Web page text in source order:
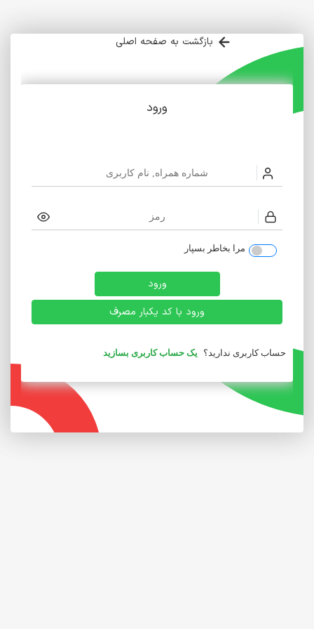
بازگشت به صفحه اصلی
ورود
مرا بخاطر بسپار
ورود
ورود با کد یکبار مصرف
حساب کاربری ندارید؟ یک حساب کاربری بسازید